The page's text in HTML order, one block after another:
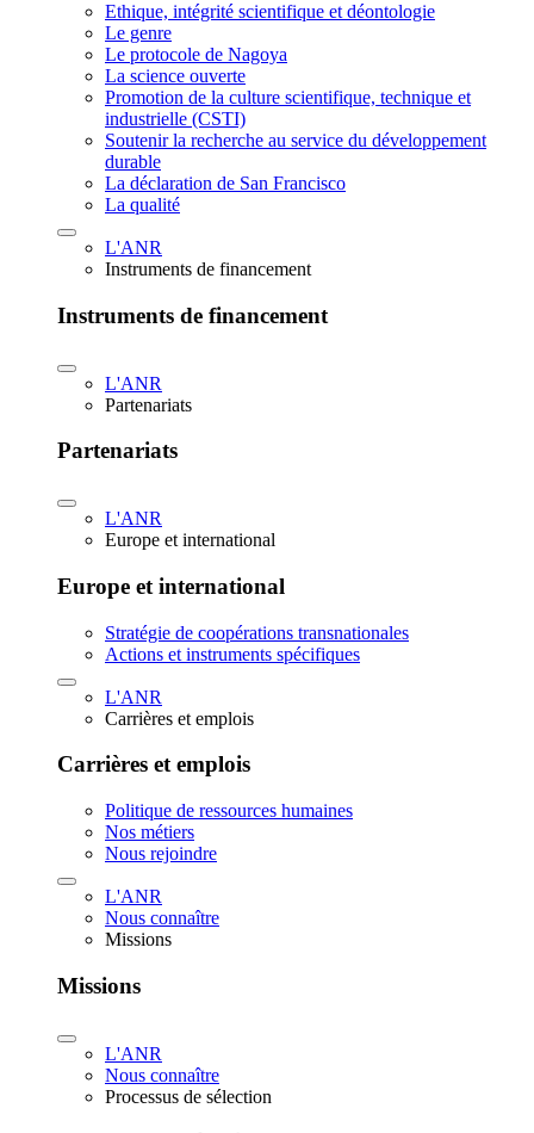
Ethique, intégrité scientifique et déontologie
Le genre
Le protocole de Nagoya
La science ouverte
Promotion de la culture scientifique, technique et
industrielle (CSTI)
Soutenir la recherche au service du développement
durable
La déclaration de San Francisco
La qualité
L'ANR
Instruments de financement
Instruments de financement
L'ANR
Partenariats
Partenariats
L'ANR
Europe et international
Europe et international
Stratégie de coopérations transnationales
Actions et instruments spécifiques
L'ANR
Carrières et emplois
Carrières et emplois
Politique de ressources humaines
Nos métiers
Nous rejoindre
L'ANR
Nous connaître
Missions
Missions
L'ANR
Nous connaître
Processus de sélection